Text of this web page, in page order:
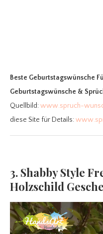
Beste Geburtstagswünsche
Geburtstagswünsche &
Quellbild:www.spruch-
diese Site für Details:
3. Shabby Style
Holzschild